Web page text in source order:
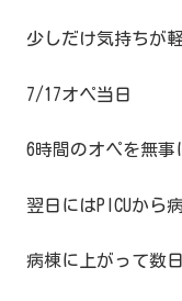
少しだけ気持ちが
7/17オペ当日
6時間のオペを無事
翌日にはPICUから
病棟に上がって数日